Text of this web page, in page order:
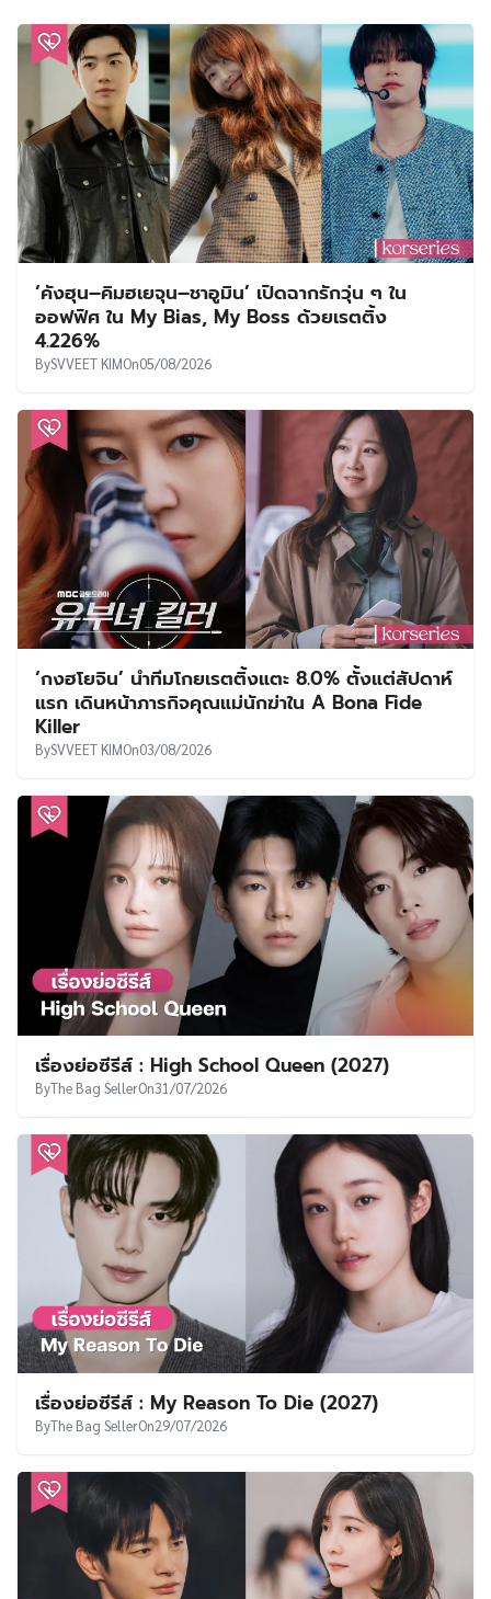
‘คังฮุน–คิมฮเยจุน–ชาอูมิน’ เปิดฉากรักวุ่น ๆ ใน
ออฟฟิศ ใน My Bias, My Boss ด้วยเรตติ้ง
4.226%
BySVVEET KIMOn05/08/2026
‘กงฮโยจิน’ นำทีมโกยเรตติ้งแตะ 8.0% ตั้งแต่สัปดาห์
แรก เดินหน้าภารกิจคุณแม่นักฆ่าใน A Bona Fide
Killer
BySVVEET KIMOn03/08/2026
เรื่องย่อซีรีส์ : High School Queen (2027)
ByThe Bag SellerOn31/07/2026
เรื่องย่อซีรีส์ : My Reason To Die (2027)
ByThe Bag SellerOn29/07/2026